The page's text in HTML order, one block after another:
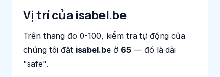
Vị trí của isabel.be
Trên thang đo 0-100, kiểm tra tự động của
chúng tôi đặt isabel.be ở 65 — đó là dải
"safe".